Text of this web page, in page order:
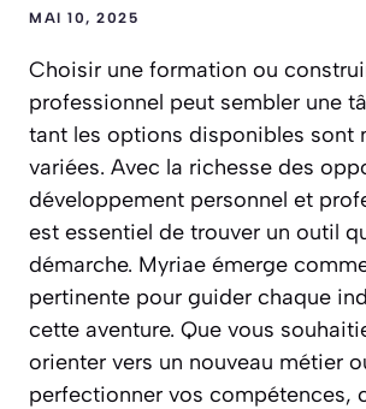
MAI 10, 2025
Choisir une formation ou
professionnel peut sembler une
tant les options disponibles sont
variées. Avec la richesse des
développement personnel et
est essentiel de trouver un outil
démarche. Myriae émerge
pertinente pour guider chaque
cette aventure. Que vous
orienter vers un nouveau métier
perfectionner vos compétences,